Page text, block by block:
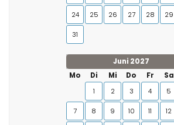
24 25 26 27 28 29
31
Juni 2027
Mo
Di Mi Do Fr Sa
1
2 3 4 5
7 8 9 10 11 12